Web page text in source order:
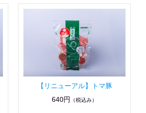
【リニューアル】トマ豚
640円
（税込み）